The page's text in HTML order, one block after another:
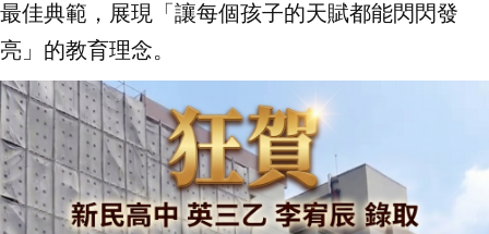
最佳典範，展現「讓每個孩子的天賦都能閃閃發
亮」的教育理念。